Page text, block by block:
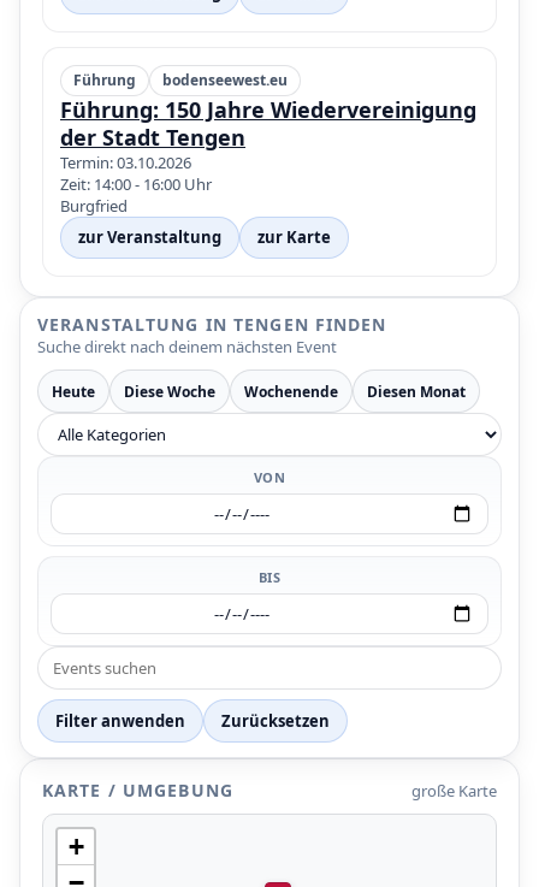
Führung bodenseewest.eu
Führung: 150 Jahre Wiedervereinigung
der Stadt Tengen
Termin: 03.10.2026
Zeit: 14:00 - 16:00 Uhr
Burgfried
zur Veranstaltung
zur Karte
VERANSTALTUNG IN TENGEN FINDEN
Suche direkt nach deinem nächsten Event
Heute Diese Woche Wochenende Diesen Monat
VON
BIS
Filter anwenden Zurücksetzen
KARTE / UMGEBUNG große Karte
+